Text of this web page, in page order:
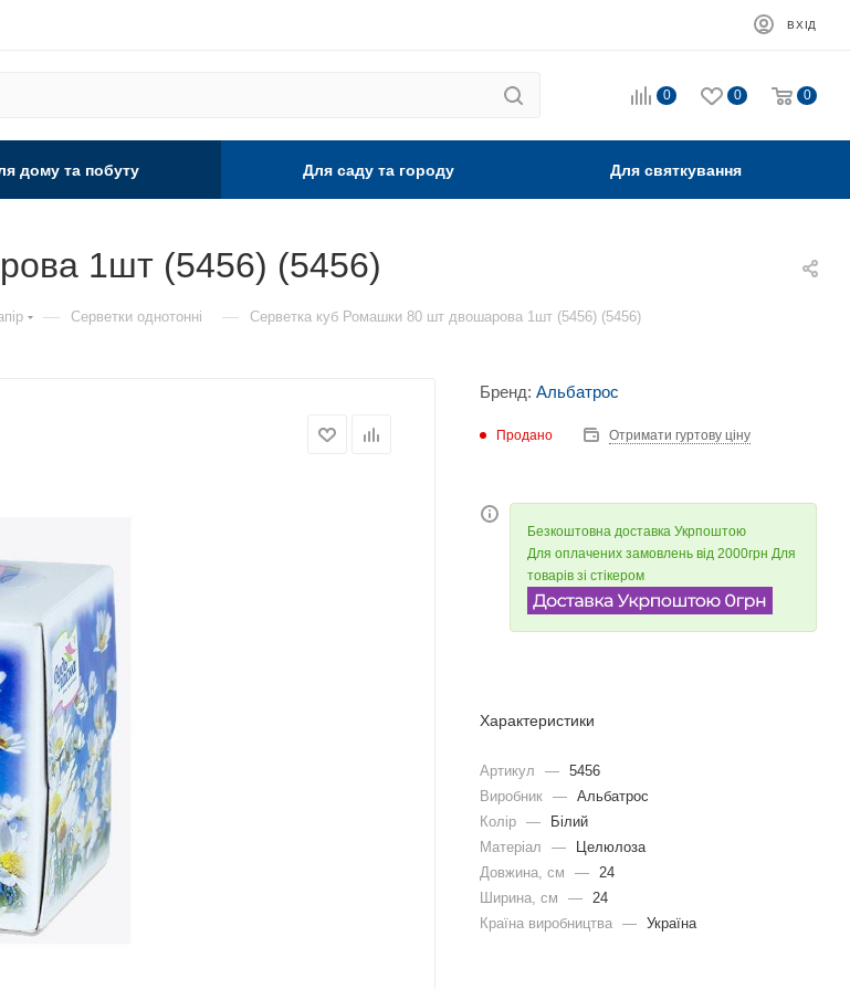
ВХІД
0 0 0
дому та побуту Для саду та городу Для святкування
1шт (5456) (5456)
— Серветки однотонні — Серветка куб Ромашки 80 шт двошарова 1шт (5456) (5456)
Бренд: Альбатрос
Продано Отримати гуртову ціну
Безкоштовна доставка Укрпоштою
Для оплачених замовлень від 2000грн Для
товарів зі стікером
Характеристики
Артикул — 5456
Виробник — Альбатрос
Колір —
Білий
Матеріал
—
Целюлоза
Довжина, cм
—
24
Ширина, cм
—
24
Країна виробництва — Україна